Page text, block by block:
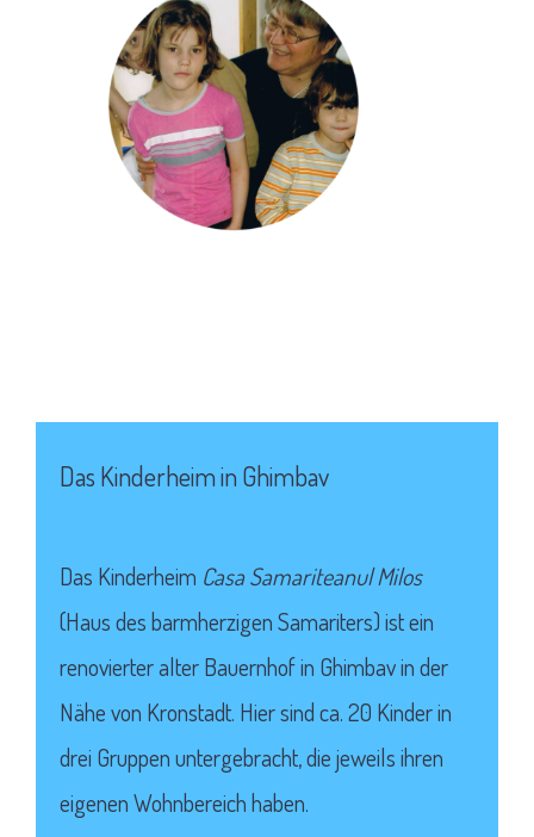
Das Kinderheim in Ghimbav
Das Kinderheim Casa Samariteanul Milos
(Haus des barmherzigen Samariters) ist ein
renovierter alter Bauernhof in Ghimbav in der
Nähe von Kronstadt. Hier sind ca. 20 Kinder in
drei Gruppen untergebracht, die jeweils ihren
eigenen Wohnbereich haben.